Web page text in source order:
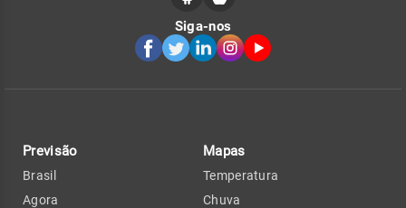
Siga-nos
Previsão
Brasil
Agora
Mapas
Temperatura
Chuva